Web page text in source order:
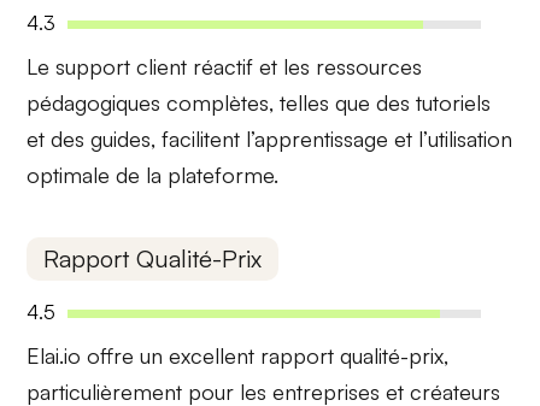
4.3
Lesupport client réactif et les ressources
pédagogiques complètes, telles que des tutoriels
et des guides, facilitent l’apprentissage et l’utilisation
optimale de la plateforme.
Rapport Qualité-Prix
4.5
Elai.io offre unexcellent rapport qualité-prix,
particulièrement pour les entreprises et créateurs